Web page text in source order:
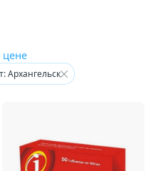
цене
Архангельск